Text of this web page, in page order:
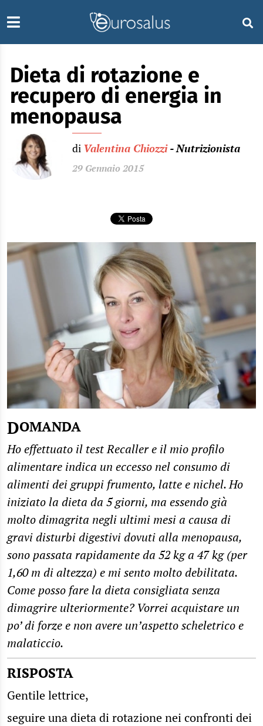
Dieta di rotazione e
recupero di energia in
menopausa
di Valentina Chiozzi - Nutrizionista
29 Gennaio 2015
DOMANDA
Ho effettuato il test Recaller e il mio profilo
alimentare indica un eccesso nel consumo di
alimenti dei gruppi frumento, latte e nichel. Ho
iniziato la dieta da 5 giorni, ma essendo già
molto dimagrita negli ultimi mesi a causa di
gravi disturbi digestivi dovuti alla menopausa,
sono passata rapidamente da 52 kg a 47 kg (per
1,60 m di altezza) e mi sento molto debilitata.
Come posso fare la dieta consigliata senza
dimagrire ulteriormente? Vorrei acquistare un
po’ di forze e non avere un’aspetto scheletrico e
malaticcio.
RISPOSTA
Gentile lettrice,
seguire una dieta di rotazione nei confronti dei